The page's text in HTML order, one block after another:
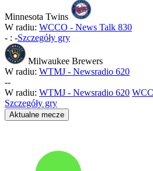
Minnesota Twins
W radiu: WCCO - News Talk 830
- : -Szczegóły gry
Milwaukee Brewers
W radiu: WTMJ - Newsradio 620
--
W radiu: WTMJ - Newsradio 620
Szczegóły gry
Aktualne mecze